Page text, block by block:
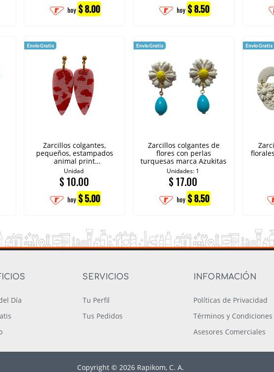
hoy $ 8.00
Envío Gratis
Zarcillos colgantes,
pequeños, estampados
animal print
rosado,Azukitas
Unidad
$ 10.00
hoy $ 5.00
hoy $ 8.50
Envío Gratis
Zarcillos colgantes de
flores con perlas
turquesas marca Azukitas
Unidades: 1
$17.00
hoy $ 8.50
Envío Gratis
Día
SERVICIOS
Tu Perfil
Tus Pedidos
INFORMACIÓN
Políticas de Privacidad
Términos y Condiciones
Asesores Comerciales
Copyright © 2026 Rapikom, C. A.